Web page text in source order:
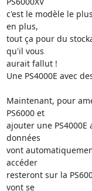
c'est le modèle le
en plus,
tout ça pour du
qu'il vous
aurait fallut !
Une PS4000E avec
Maintenant, pour
PS6000 et
ajouter une
données
vont
accéder
resteront sur la
vont se